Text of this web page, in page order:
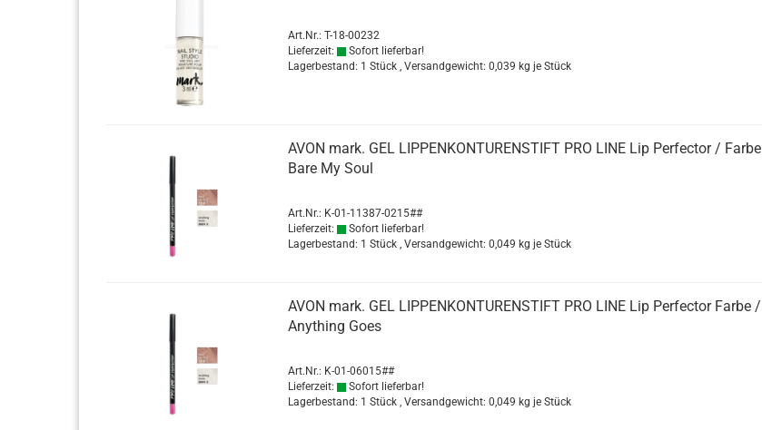
Art.Nr.: T-18-00232
Lieferzeit:
Sofort lieferbar!
Lagerbestand: 1 Stück , Versandgewicht: 0,039 kg je Stück
AVON mark. GEL LIP­PEN­KON­TU­REN­STIFT PRO LINE Lip Per­fec­tor / Farbe
Bare My Soul
Art.Nr.: K-01-11387-0215##
Lieferzeit:
Sofort lieferbar!
Lagerbestand: 1 Stück , Versandgewicht: 0,049 kg je Stück
AVON mark. GEL LIP­PEN­KON­TU­REN­STIFT PRO LINE Lip Per­fec­tor Farbe /
Anything Goes
Art.Nr.: K-01-06015##
Lieferzeit:
Sofort lieferbar!
Lagerbestand: 1 Stück , Versandgewicht: 0,049 kg je Stück